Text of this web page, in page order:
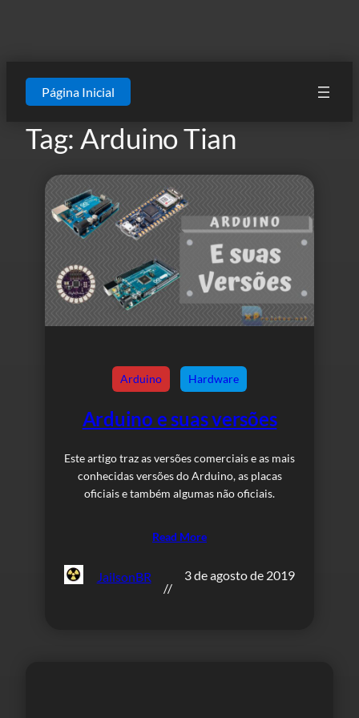
Página Inicial
Tag: Arduino Tian
Arduino Hardware
Arduino e suas versões
Este artigo traz as versões comerciais e as mais
conhecidas versões do Arduino, as placas
oficiais e também algumas não oficiais.
Read More
JailsonBR
//
3 de agosto de 2019